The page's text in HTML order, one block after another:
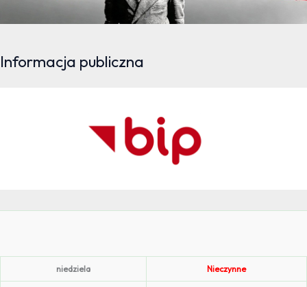
Informacja publiczna
niedziela Nieczynne